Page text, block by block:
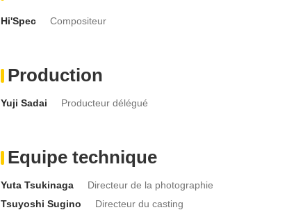
Hi'Spec Compositeur
Production
Yuji Sadai Producteur délégué
Equipe technique
Yuta Tsukinaga
Directeur de la photographie
Tsuyoshi Sugino
Directeur du casting